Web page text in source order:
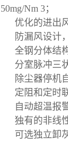
50mg/Nm 3；
优化的进出
防漏风设计
全钢分体结
分室脉冲三
除尘器停机
定阻和定时
自动超温报
独有的非线
可选独立卸